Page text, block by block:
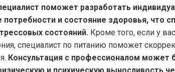
поможет разработать
и состояние здоровья, что
состояний. Кроме того, если у
специалист по питанию поможет
Консультация с профессионалом может